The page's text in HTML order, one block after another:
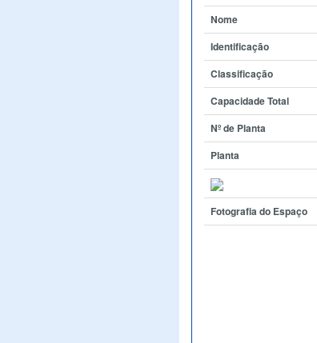
Nome
Identificação
Classificação
Capacidade Total
Nº de Planta
Planta
Fotografia do Espaço